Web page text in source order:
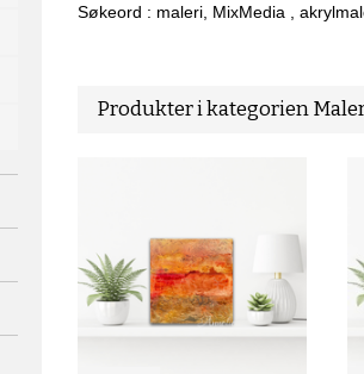
Søkeord : maleri, MixMedia ,
Produkter i kategorien